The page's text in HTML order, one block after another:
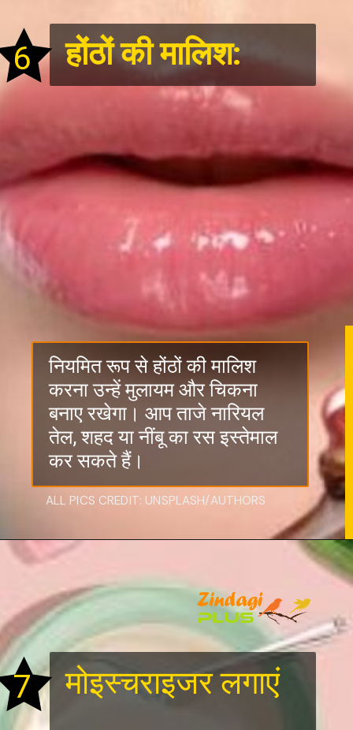
नियमित रूप से होंठों की मालिश
करना उन्हें मुलायम और चिकना
बनाए रखेगा। आप ताजे नारियल
तेल, शहद या नींबू का रस इस्तेमाल
कर सकते हैं।
ALL PICS CREDIT: UNSPLASH/AUTHORS
6 होंठों की मालिश:
7 मोइस्चराइजर लगाएं